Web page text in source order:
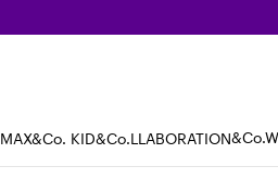
MAX&Co. KID&Co.LLABORATION